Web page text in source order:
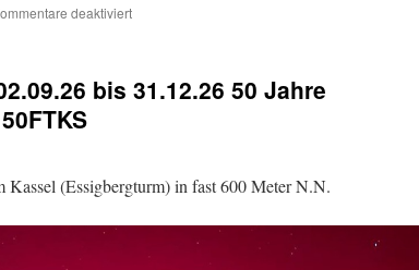
deaktiviertfür
on
Metal
bis 31.12.26 50 Jahre
Kassel (Essigbergturm) in fast 600 Meter N.N.